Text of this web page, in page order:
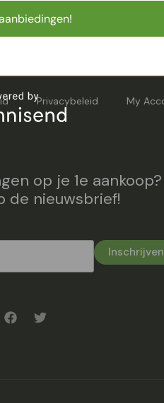
Privacybeleid My
op je 1e aankoop?
de nieuwsbrief!
Inschrijven